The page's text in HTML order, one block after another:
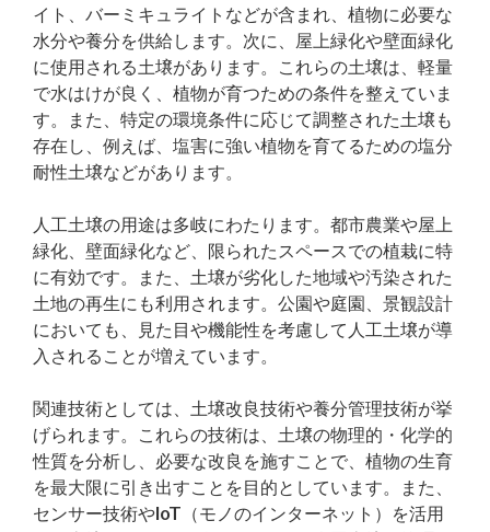
イト、バーミキュライトなどが含まれ、植物に必要な
水分や養分を供給します。次に、屋上緑化や壁面緑化
に使用される土壌があります。これらの土壌は、軽量
で水はけが良く、植物が育つための条件を整えていま
す。また、特定の環境条件に応じて調整された土壌も
存在し、例えば、塩害に強い植物を育てるための塩分
耐性土壌などがあります。
人工土壌の用途は多岐にわたります。都市農業や屋上
緑化、壁面緑化など、限られたスペースでの植栽に特
に有効です。また、土壌が劣化した地域や汚染された
土地の再生にも利用されます。公園や庭園、景観設計
においても、見た目や機能性を考慮して人工土壌が導
入されることが増えています。
関連技術としては、土壌改良技術や養分管理技術が挙
げられます。これらの技術は、土壌の物理的・化学的
性質を分析し、必要な改良を施すことで、植物の生育
を最大限に引き出すことを目的としています。また、
センサー技術やIoT（モノのインターネット）を活用